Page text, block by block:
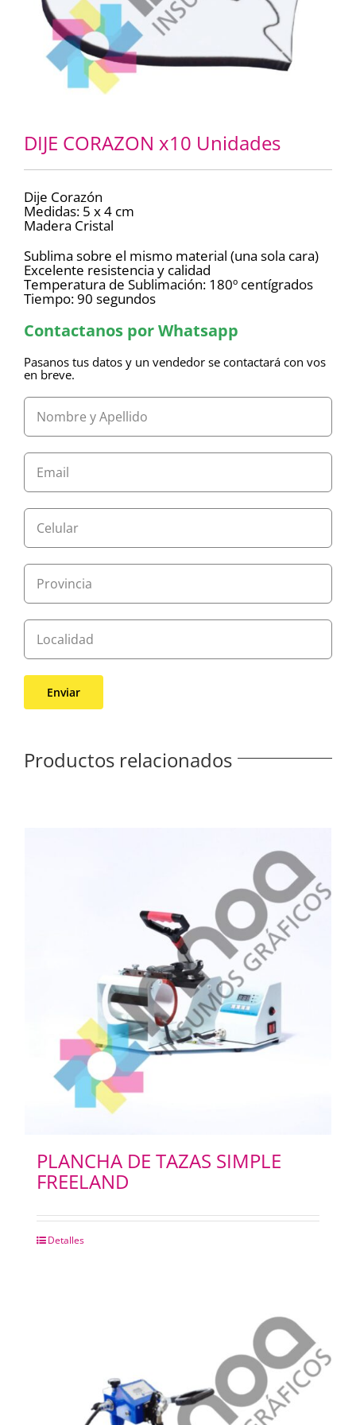
DIJE CORAZON x10 Unidades
Dije Corazón
Medidas: 5 x 4 cm
Madera Cristal
Sublima sobre el mismo material (una sola cara)
Excelente resistencia y calidad
Temperatura de Sublimación: 180º centígrados
Tiempo: 90 segundos
Contactanos por Whatsapp
Pasanos tus datos y un vendedor se contactará con vos
en breve.
Productos relacionados
PLANCHA DE TAZAS SIMPLE
FREELAND
Detalles